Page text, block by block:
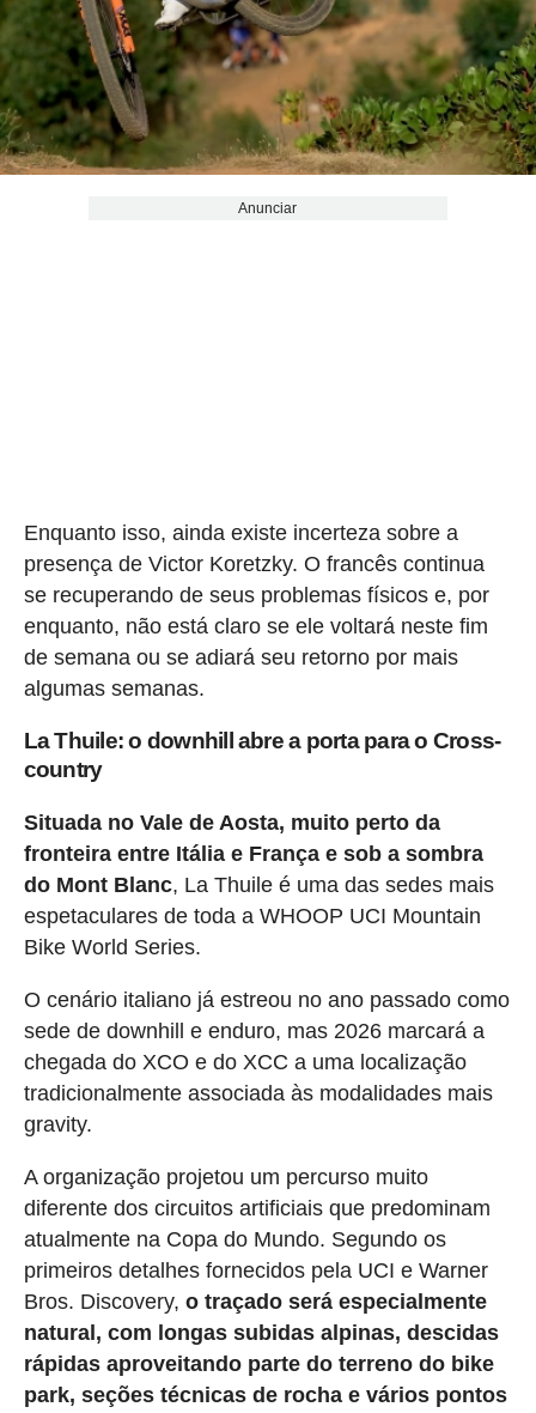
Anunciar
Enquanto isso, ainda existe incerteza sobre a
presença de Victor Koretzky. O francês continua
se recuperando de seus problemas físicos e, por
enquanto, não está claro se ele voltará neste fim
de semana ou se adiará seu retorno por mais
algumas semanas.
La Thuile: o downhill abre a porta para o Cross-
country
Situada no Vale de Aosta, muito perto da
fronteira entre Itália e França e sob a sombra
do Mont Blanc, La Thuile é uma das sedes mais
espetaculares de toda a WHOOP UCI Mountain
Bike World Series.
O cenário italiano já estreou no ano passado como
sede de downhill e enduro, mas 2026 marcará a
chegada do XCO e do XCC a uma localização
tradicionalmente associada às modalidades mais
gravity.
A organização projetou um percurso muito
diferente dos circuitos artificiais que predominam
atualmente na Copa do Mundo. Segundo os
primeiros detalhes fornecidos pela UCI e Warner
Bros. Discovery, o traçado será especialmente
natural, com longas subidas alpinas, descidas
rápidas aproveitando parte do terreno do bike
park, seções técnicas de rocha e vários pontos